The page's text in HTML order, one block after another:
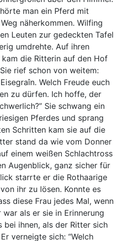
man ein Pferd mit
näherkommen. Wilfing
Leuten zur gedeckten Tafel
umdrehte. Auf ihren
die Ritterin auf den Hof
rief schon von weitem:
Welch Freude euch
zu dürfen. Ich hoffe, der
Sie schwang ein
Pferdes und sprang
Schritten kam sie auf die
stand da wie vom Donner
einem weißen Schlachtross
Augenblick, ganz sicher für
starrte er die Rothaarige
ihr zu lösen. Konnte es
diese Frau jedes Mal, wenn
als er sie in Erinnerung
bei ihnen, als der Ritter sich
verneigte sich: “Welch